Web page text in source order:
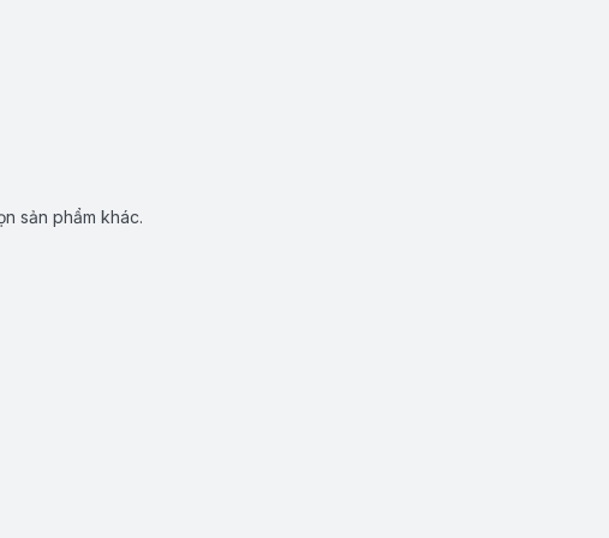
sản phẩm khác.